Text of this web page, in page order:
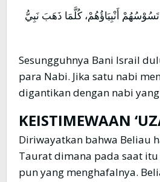
أَنْبِيَاؤُهُمْ، كُلَّمَا ذَهَبَ نَبِيُّ
Sesungguhnya Bani Israil
para Nabi. Jika satu nabi
digantikan dengan nabi
KEISTIMEWAAN
Diriwayatkan bahwa Beliau
Taurat dimana pada saat
pun yang menghafalnya.